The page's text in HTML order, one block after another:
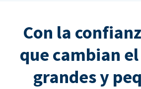
Con la
que cambian
grandes y